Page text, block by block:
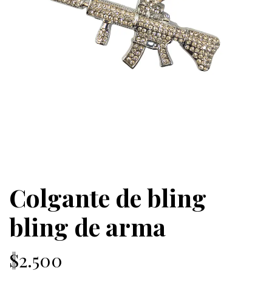
Colgante de bling
bling de arma
$2.500